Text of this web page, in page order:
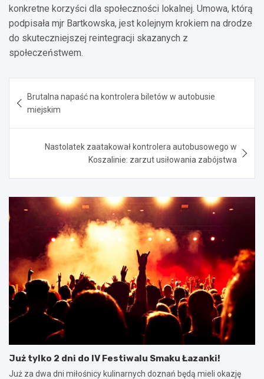
konkretne korzyści dla społeczności lokalnej. Umowa, którą
podpisała mjr Bartkowska, jest kolejnym krokiem na drodze
do skuteczniejszej reintegracji skazanych z
społeczeństwem.
wpisu
Brutalna napaść na kontrolera biletów w autobusie
miejskim
Nastolatek zaatakował kontrolera autobusowego w
Koszalinie: zarzut usiłowania zabójstwa
Już tylko 2 dni do IV Festiwalu Smaku Łazanki!
Już za dwa dni miłośnicy kulinarnych doznań będą mieli okazję